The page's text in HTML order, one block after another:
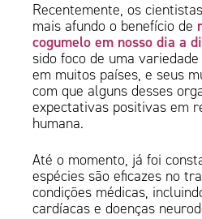
Recentemente, os
mais afundo o benefício de
cogumelo em nosso dia a
sido foco de uma
em muitos países, e seus
com que alguns desses
expectativas positivas em
humana.
Até o momento, já foi
espécies são eficazes no
condições médicas,
cardíacas e doenças